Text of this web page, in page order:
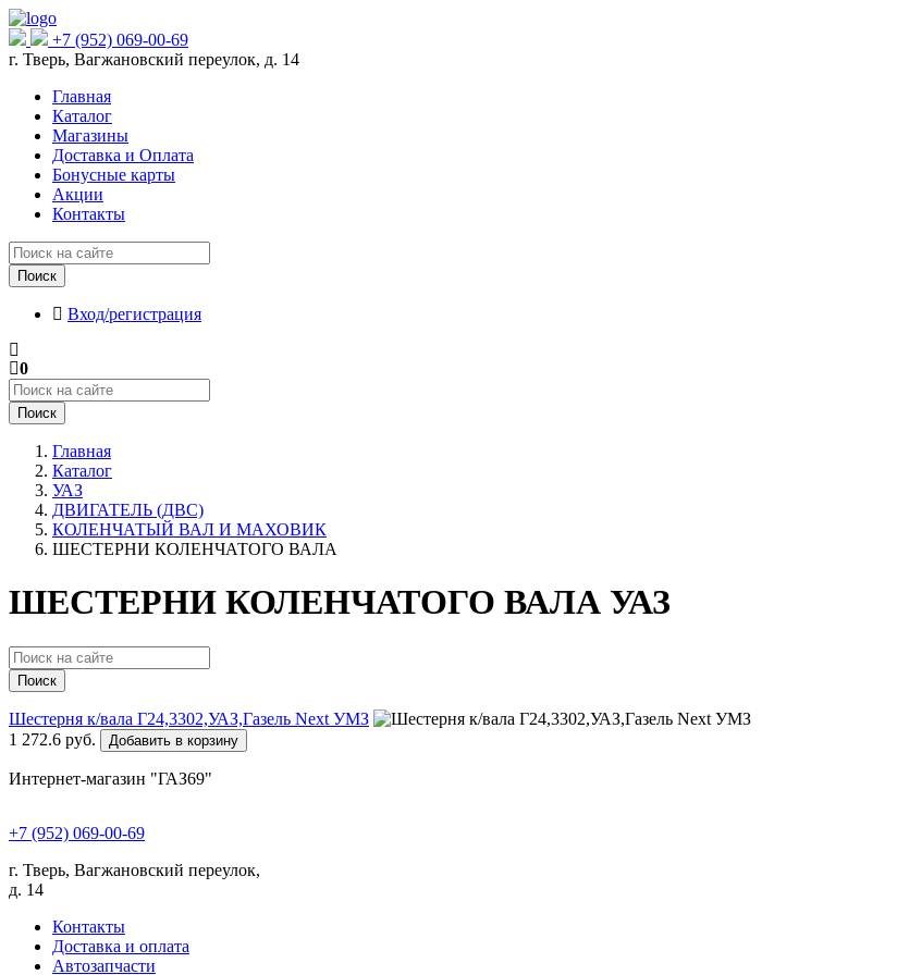
+7 (952) 069-00-69
г. Тверь, Вагжановский переулок, д. 14
Главная
Каталог
Магазины
Доставка и Оплата
Бонусные карты
Акции
Контакты
Поиск
Вход/регистрация
0
Поиск
Главная
Каталог
УАЗ
ДВИГАТЕЛЬ (ДВС)
КОЛЕНЧАТЫЙ ВАЛ И МАХОВИК
ШЕСТЕРНИ КОЛЕНЧАТОГО ВАЛА
ШЕСТЕРНИ КОЛЕНЧАТОГО ВАЛА УАЗ
Поиск
Шестерня к/вала Г24,3302,УАЗ,Газель Next УМЗ
1 272.6 руб.
Добавить в корзину
Интернет-магазин "ГАЗ69"
+7 (952) 069-00-69
г. Тверь, Вагжановский переулок,
д. 14
Контакты
Доставка и оплата
Автозапчасти